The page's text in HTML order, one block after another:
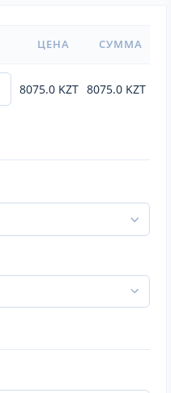
ЦЕНА СУММА
8075.0 KZT 8075.0 KZT